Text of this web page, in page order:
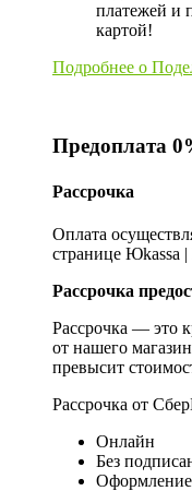
платежей и
картой!
Подробнее о
Предоплата
Рассрочка
Оплата
странице
Рассрочка
Рассрочка — это
от нашего
превысит
Рассрочка от
Онлайн
Без